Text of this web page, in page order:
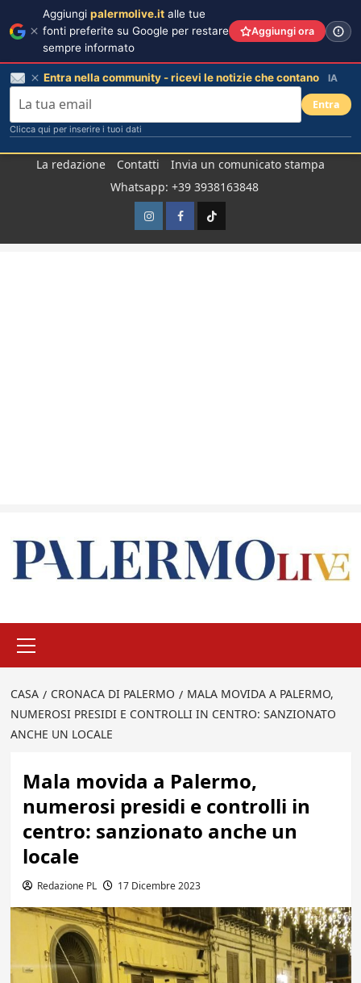
La redazione Contatti
Invia un comunicato stampa
Whatsapp: +39 3938163848
InstagramFacebook
TikTok
principale
CASA CRONACA DI PALERMO
MALA MOVIDA A PALERMO,
NUMEROSI PRESIDI E CONTROLLI IN CENTRO: SANZIONATO
ANCHE UN LOCALE
Mala movida a Palermo,
numerosi presidi e controlli in
centro: sanzionato anche un
locale
Redazione PL 17 Dicembre 2023
Aggiungi palermolive.it alle tue
fonti preferite su Google per restare
sempre informato
Aggiungi ora
Entra nella community - ricevi le notizie che contano IA
Entra
Clicca qui per inserire i tuoi dati